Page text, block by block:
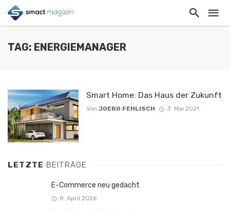
TAG: ENERGIEMANAGER
Smart Home: Das Haus der Zukunft
Von JOERG FEHLISCH 3. Mai 2021
LETZTE BEITRÄGE
E-Commerce neu gedacht
8. April 2026